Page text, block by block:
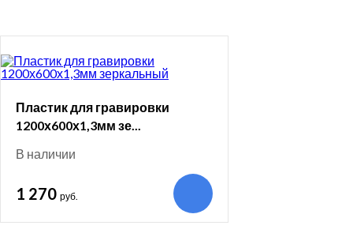
Пластик для гравировки
1200х600х1,3мм зе...
В наличии
1 270 руб.